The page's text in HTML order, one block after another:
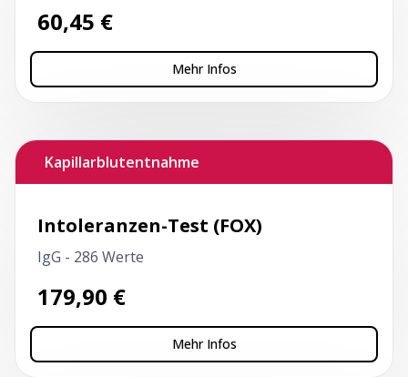
60,45 €
Mehr Infos
Kapillarblutentnahme
Intoleranzen-Test (FOX)
IgG - 286 Werte
179,90 €
Mehr Infos